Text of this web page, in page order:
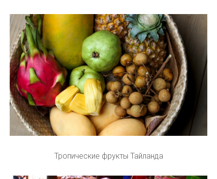
Тропические фрукты Тайланда